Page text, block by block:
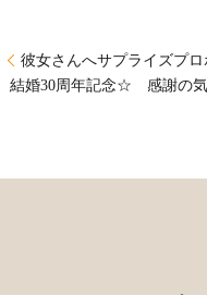
彼女さんへサプライズプ
結婚30周年記念☆ 感謝の